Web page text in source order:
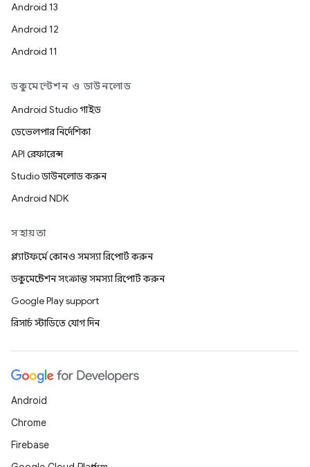
Android 13
Android 12
Android 11
ডকুমেন্টেশন ও ডাউনলোড
Android Studio গাইড
ডেভেলপার নির্দেশিকা
API রেফারেন্স
Studio ডাউনলোড করুন
Android NDK
সহায়তা
প্ল্যাটফর্মে কোনও সমস্যা রিপোর্ট করুন
ডকুমেন্টেশন সংক্রান্ত সমস্যা রিপোর্ট করুন
Google Play support
রিসার্চ স্টাডিতে যোগ দিন
Android
Chrome
Firebase